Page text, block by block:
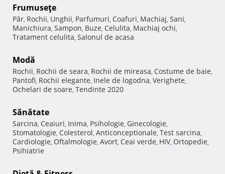
Frumuseţe
Păr, Rochii, Unghii, Parfumuri, Coafuri, Machiaj, Sani,
Manichiura, Sampon, Buze, Celulita, Machiaj ochi,
Tratament celulita, Salonul de acasa
Modă
Rochii, Rochii de seara, Rochii de mireasa, Costume de baie,
Pantofi, Rochii elegante, Inele de logodna, Verighete,
Ochelari de soare, Tendinte 2020
Sănătate
Sarcina, Ceaiuri, Inima, Psihologie, Ginecologie,
Stomatologie, Colesterol, Anticonceptionale, Test sarcina,
Cardiologie, Oftalmologie, Avort, Ceai verde, HIV, Ortopedie,
Psihiatrie